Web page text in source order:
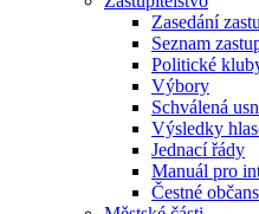
Zasedání
Seznam
Politické
Výbory
Schválená
Výsledky
Jednací řády
Manuál pro
Čestné